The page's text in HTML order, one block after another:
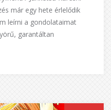
már egy hete érlelődik
leírni a gondolataimat
garantáltan